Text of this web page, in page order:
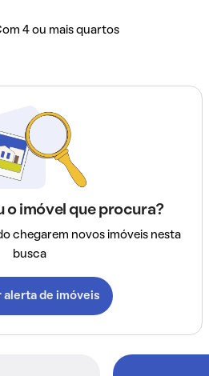
4 ou mais quartos
o imóvel que procura?
chegarem novos imóveis nesta
busca
alerta de imóveis